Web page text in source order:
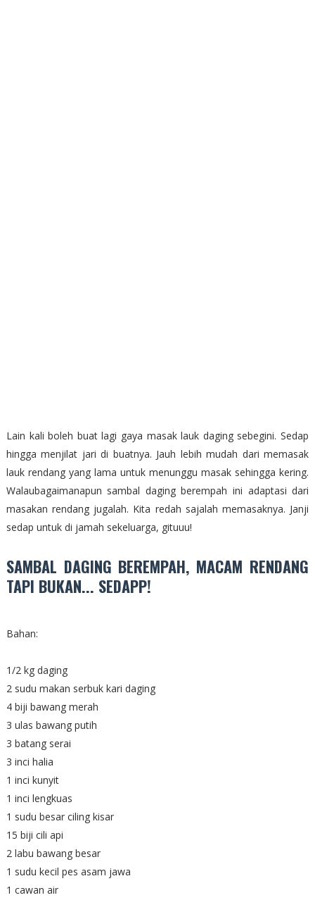
Lain kali boleh buat lagi gaya masak lauk daging sebegini. Sedap
hingga menjilat jari di buatnya. Jauh lebih mudah dari memasak
lauk rendang yang lama untuk menunggu masak sehingga kering.
Walaubagaimanapun sambal daging berempah ini adaptasi dari
masakan rendang jugalah. Kita redah sajalah memasaknya. Janji
sedap untuk di jamah sekeluarga, gituuu!
SAMBAL DAGING BEREMPAH, MACAM RENDANG
TAPI BUKAN... SEDAPP!
Bahan:
1/2 kg daging
2 sudu makan serbuk kari daging
4 biji bawang merah
3 ulas bawang putih
3 batang serai
3 inci halia
1 inci kunyit
1 inci lengkuas
1 sudu besar ciling kisar
15 biji cili api
2 labu bawang besar
1 sudu kecil pes asam jawa
1 cawan air